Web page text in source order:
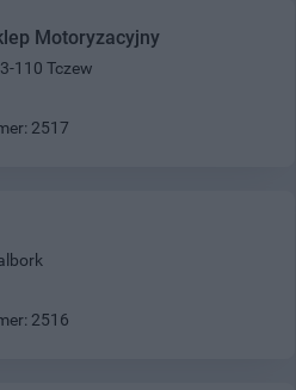
Motoryzacyjny
110 Tczew
2517
2516